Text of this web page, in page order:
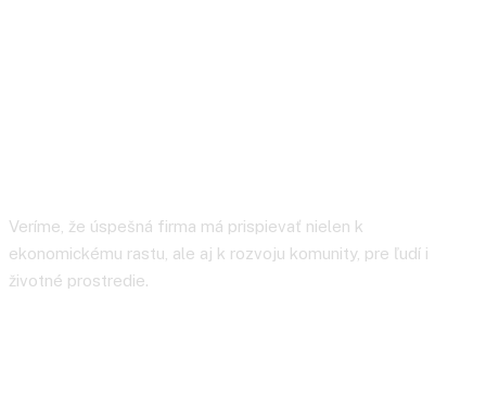
Veríme, že úspešná firma má prispievať nielen k
ekonomickému rastu, ale aj k rozvoju komunity, pre ľudí i
životné prostredie.